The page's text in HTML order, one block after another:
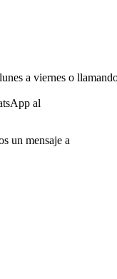
a viernes o
al
un mensaje a